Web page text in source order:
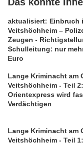
aktualisiert: Einbruch
Veitshöchheim –
Zeugen -
Schulleitung: nur
Euro
Lange Kriminacht am
Veitshöchheim - Teil
Orientexpress wird
Verdächtigen
Lange Kriminacht am
Veitshöchheim - Teil